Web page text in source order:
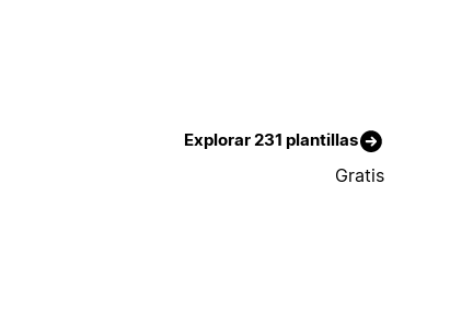
Explorar 231 plantillas
Gratis